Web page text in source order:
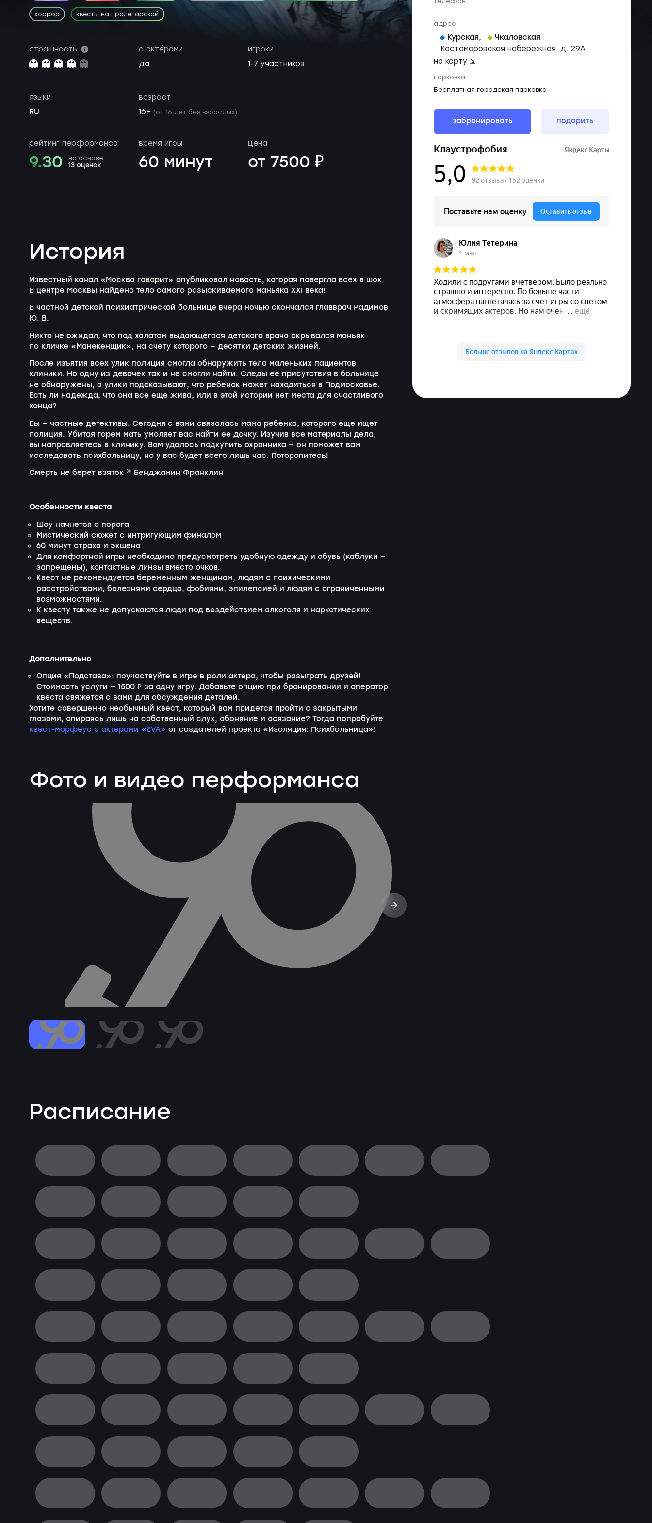
хоррор квесты на пролетарской
адрес
Курская, Чкаловская
Костомаровская набережная, д. 29А
на карту ⇲
парковка
Бесплатная городская парковка
забронировать подарить
страшность
с актёрами
да
игроки
1-7 участников
языки
RU
возраст
16+ (от 16 лет без взрослых)
рейтинг перформанса
9.30 на основе
13 оценок
время игры
60 минут
цена
от 7500 ₽
История
Известный канал «Москва говорит» опубликовал новость, которая повергла всех в шок.
В центре Москвы найдено тело самого разыскиваемого маньяка XXI века!
В частной детской психиатрической больнице вчера ночью скончался главврач Радимов
Ю. В.
Никто не ожидал, что под халатом выдающегося детского врача скрывался маньяк
по кличке «Манекенщик», на счету которого — десятки детских жизней.
После изъятия всех улик полиция смогла обнаружить тела маленьких пациентов
клиники. Но одну из девочек так и не смогли найти. Следы ее присутствия в больнице
не обнаружены, а улики подсказывают, что ребенок может находиться в Подмосковье.
Есть ли надежда, что она все еще жива, или в этой истории нет места для счастливого
конца?
Вы — частные детективы. Сегодня с вами связалась мама ребенка, которого еще ищет
полиция. Убитая горем мать умоляет вас найти ее дочку. Изучив все материалы дела,
вы направляетесь в клинику. Вам удалось подкупить охранника — он поможет вам
исследовать психбольницу, но у вас будет всего лишь час. Поторопитесь!
Смерть не берет взяток © Бенджамин Франклин
Особенности квеста
Шоу начнется с порога
Мистический сюжет с интригующим финалом
60 минут страха и экшена
Для комфортной игры необходимо предусмотреть удобную одежду и обувь (каблуки —
запрещены), контактные линзы вместо очков.
Квест не рекомендуется беременным женщинам, людям с психическими
расстройствами, болезнями сердца, фобиями, эпилепсией и людям с ограниченными
возможностями.
К квесту также не допускаются люди под воздействием алкоголя и наркотических
веществ.
Дополнительно
Опция «Подстава»: поучаствуйте в игре в роли актера, чтобы разыграть друзей!
Стоимость услуги — 1500 ₽ за одну игру. Добавьте опцию при бронировании и оператор
квеста свяжется с вами для обсуждения деталей.
Хотите совершенно необычный квест, который вам придется пройти с закрытыми
глазами, опираясь лишь на собственный слух, обоняние и осязание? Тогда попробуйте
квест-морфеус с актерами «EVA» от создателей проекта «Изоляция: Психбольница»!
Фото и видео перформанса
Расписание